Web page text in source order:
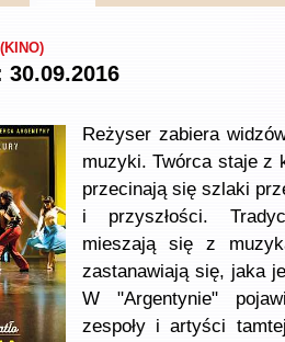
Reżyser zabiera
muzyki. Twórca staje z
przecinają się szlaki
i przyszłości.
mieszają się z
zastanawiają się, jaka
W "Argentynie"
zespoły i artyści